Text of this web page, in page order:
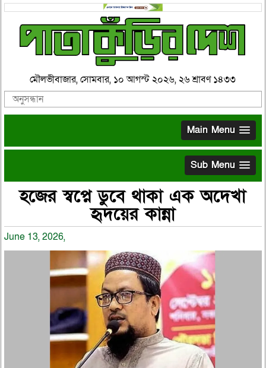
মৌলভীবাজার, সোমবার, ১০ আগস্ট ২০২৬, ২৬ শ্রাবণ ১৪৩৩
Main Menu
Sub Menu
হজের স্বপ্নে ডুবে থাকা এক অদেখা
হৃদয়ের কান্না
June 13, 2026,